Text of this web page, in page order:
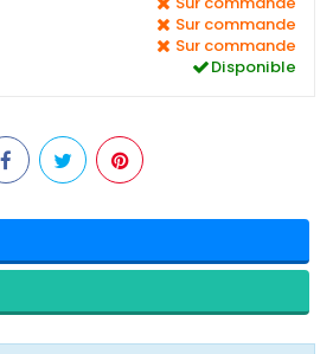
Sur commande
Sur commande
Disponible